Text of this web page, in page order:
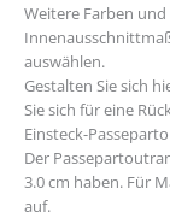
Weitere Farben
auswählen.
Gestalten Sie sich
Sie sich für eine
Einsteck-
Der
3.0 cm haben. Für
auf.